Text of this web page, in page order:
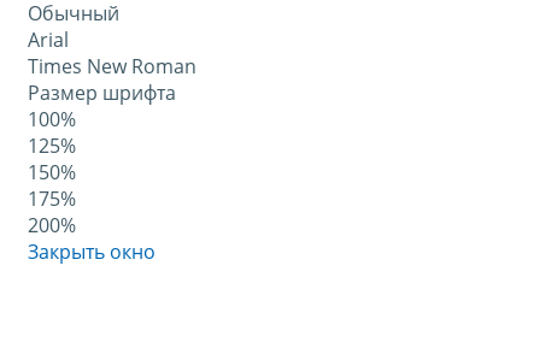
Обычный
Arial
Times New Roman
Размер шрифта
100%
125%
150%
175%
200%
Закрыть окно